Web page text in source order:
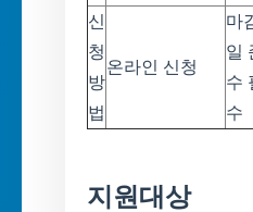
신
청
방
법
온라인 신청
마
일
수
수
지원대상